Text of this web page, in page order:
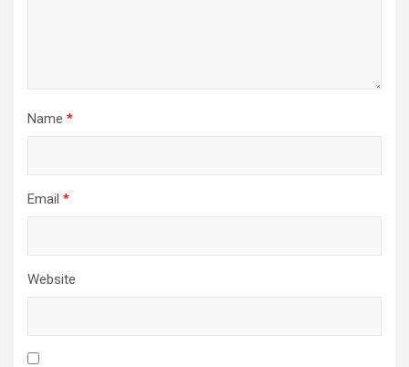
Name *
Email *
Website